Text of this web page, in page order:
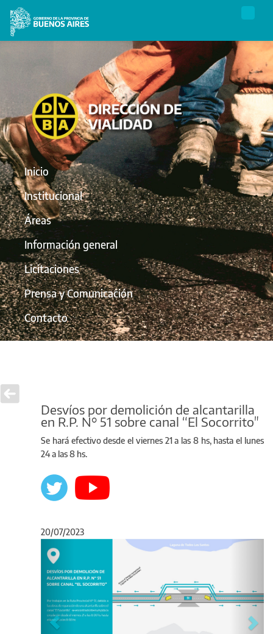
Inicio
Institucional
Áreas
Información general
Licitaciones
Prensa y Comunicación
Contacto
Desvíos por demolición de alcantarilla
en R.P. N° 51 sobre canal “El Socorrito"
Se hará efectivo desde el viernes 21 a las 8 hs, hasta el lunes
24 a las 8 hs.
20/07/2023
Anterior